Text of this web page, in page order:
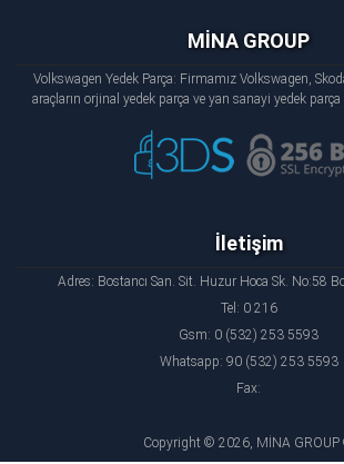
MİNA GROUP
Volkswagen Yedek Parça: Firmamız Volkswagen,
araçların orjinal yedek parça ve yan sanayi yedek parça
İletişim
Adres: Bostancı San. Sit. Huzur Hoca Sk. No:58
Tel: 0 216
Gsm: 0 (532) 253 5593
Whatsapp: 90 (532) 253 5593
Fax:
Copyright © 2026, MİNA GROUP